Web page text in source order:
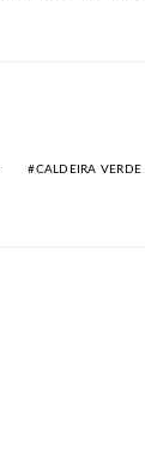
CALDEIRA VERDE